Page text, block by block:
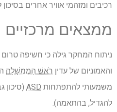
רכיבים ומזהמי אוויר אחרים
ממצאים מרכזיים
ניתוח המחקר גילה כי חשיפה טרום
והאמוניום של עדין רֹאשׁ הַמֶמשָׁלָה
משמעותי להתפתחות ASD (סיכון גבוה ב-
להגדיל, בהתאמה).